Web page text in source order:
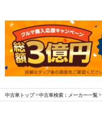
中古車トップ 中古車検索：メーカー一覧